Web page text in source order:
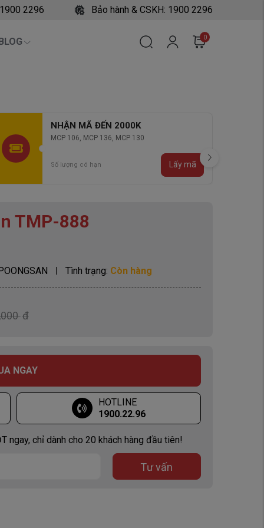
2296 Bảo hành & CSKH: 1900 2296
0
NHẬN MÃ ĐẾN 3000K
MCP 306, MCP 426, MCB 301, MCP 501 , MCP
Số lượng có hạn Lấy mã
TMP-888
Tình trạng: Còn hàng
đ
NGAY
HOTLINE
1900.22.96
ngay, chỉ dành cho 20 khách hàng đầu tiên!
Tư vấn